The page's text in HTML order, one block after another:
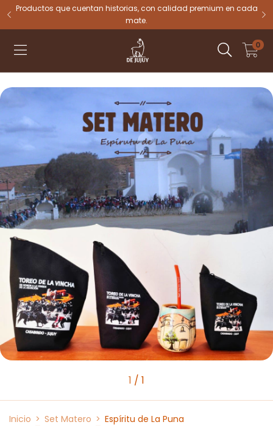
Productos que cuentan historias, con calidad premium en cada
mate.
0
1 / 1
Inicio > Set Matero > Espíritu de La Puna